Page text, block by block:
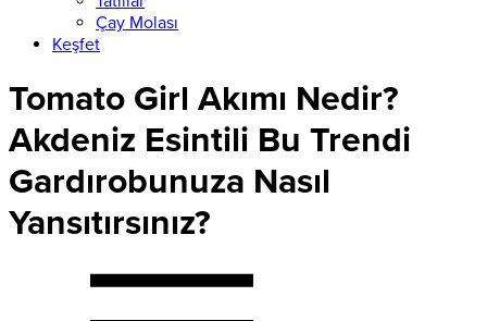
Çay Molası
Keşfet
Tomato Girl Akımı Nedir?
Akdeniz Esintili Bu Trendi
Gardırobunuza Nasıl
Yansıtırsınız?